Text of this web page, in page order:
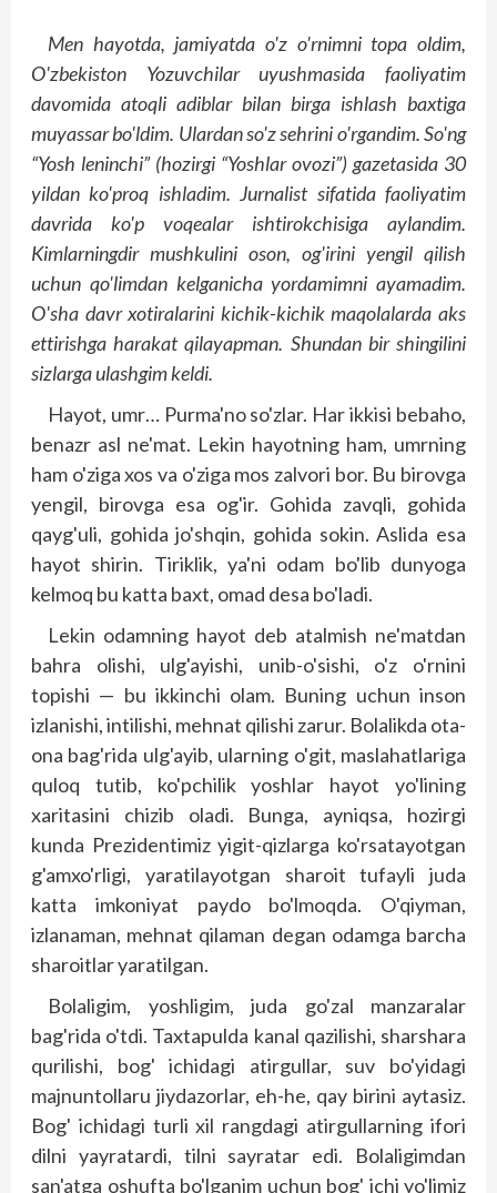
Men hayotda, jamiyatda o'z o'rnimni topa oldim,
O'zbekiston Yozuvchilar uyushmasida faoliyatim
davomida atoqli adiblar bilan birga ishlash baxtiga
muyassar bo'ldim. Ulardan so'z sehrini o'rgandim. So'ng
“Yosh leninchi” (hozirgi “Yoshlar ovozi”) gazetasida 30
yildan ko'proq ishladim. Jurnalist sifatida faoliyatim
davrida ko'p voqealar ishtirokchisiga aylandim.
Kimlarningdir mushkulini oson, og'irini yengil qilish
uchun qo'limdan kelganicha yordamimni ayamadim.
O'sha davr xotiralarini kichik-kichik maqolalarda aks
ettirishga harakat qilayapman. Shundan bir shingilini
sizlarga ulashgim keldi.
Hayot, umr… Purma'no so'zlar. Har ikkisi bebaho,
benazr asl ne'mat. Lekin hayotning ham, umrning
ham o'ziga xos va o'ziga mos zalvori bor. Bu birovga
yengil, birovga esa og'ir. Gohida zavqli, gohida
qayg'uli, gohida jo'shqin, gohida sokin. Aslida esa
hayot shirin. Tiriklik, ya'ni odam bo'lib dunyoga
kelmoq bu katta baxt, omad desa bo'ladi.
Lekin odamning hayot deb atalmish ne'matdan
bahra olishi, ulg'ayishi, unib-o'sishi, o'z o'rnini
topishi — bu ikkinchi olam. Buning uchun inson
izlanishi, intilishi, mehnat qilishi zarur. Bolalikda ota-
ona bag'rida ulg'ayib, ularning o'git, maslahatlariga
quloq tutib, ko'pchilik yoshlar hayot yo'lining
xaritasini chizib oladi. Bunga, ayniqsa, hozirgi
kunda Prezidentimiz yigit-qizlarga ko'rsatayotgan
g'amxo'rligi, yaratilayotgan sharoit tufayli juda
katta imkoniyat paydo bo'lmoqda. O'qiyman,
izlanaman, mehnat qilaman degan odamga barcha
sharoitlar yaratilgan.
Bolaligim, yoshligim, juda go'zal manzaralar
bag'rida o'tdi. Taxtapulda kanal qazilishi, sharshara
qurilishi, bog' ichidagi atirgullar, suv bo'yidagi
majnuntollaru jiydazorlar, eh-he, qay birini aytasiz.
Bog' ichidagi turli xil rangdagi atirgullarning ifori
dilni yayratardi, tilni sayratar edi. Bolaligimdan
san'atga oshufta bo'lganim uchun bog' ichi yo'limiz